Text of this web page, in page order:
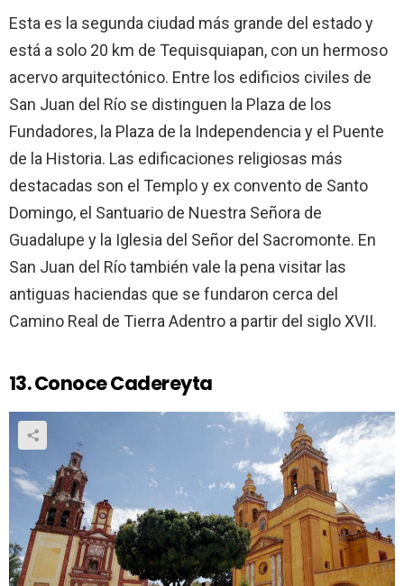
Esta es la segunda ciudad más grande del estado y
está a solo 20 km de Tequisquiapan, con un hermoso
acervo arquitectónico. Entre los edificios civiles de
San Juan del Río se distinguen la Plaza de los
Fundadores, la Plaza de la Independencia y el Puente
de la Historia. Las edificaciones religiosas más
destacadas son el Templo y ex convento de Santo
Domingo, el Santuario de Nuestra Señora de
Guadalupe y la Iglesia del Señor del Sacromonte. En
San Juan del Río también vale la pena visitar las
antiguas haciendas que se fundaron cerca del
Camino Real de Tierra Adentro a partir del siglo XVII.
13. Conoce Cadereyta